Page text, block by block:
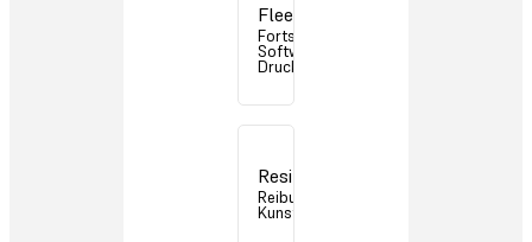
Fleet Control
Fortschrittliche
Software zur
Druckerverwaltung
Resin Pumping System
Reibungslose
Kunstharzzufuhr